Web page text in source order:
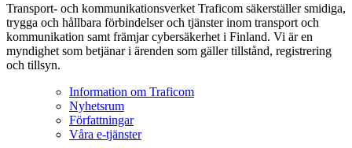
Transport- och kommunikationsverket Traficom säkerställer smidiga,
trygga och hållbara förbindelser och tjänster inom transport och
kommunikation samt främjar cybersäkerhet i Finland. Vi är en
myndighet som betjänar i ärenden som gäller tillstånd, registrering
och tillsyn.
Information om Traficom
Nyhetsrum
Författningar
Våra e-tjänster